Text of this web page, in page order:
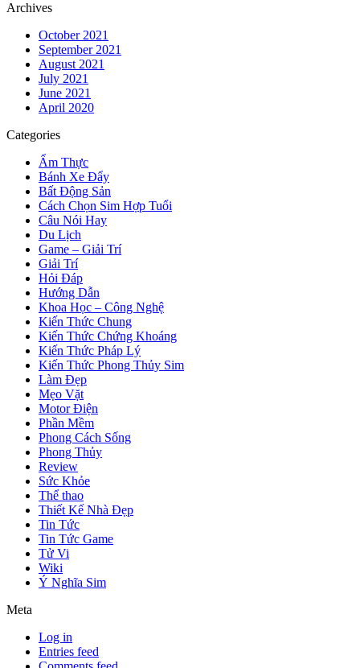
Archives
October 2021
September 2021
August 2021
July 2021
June 2021
April 2020
Categories
Ẩm Thực
Bánh Xe Đẩy
Bất Động Sản
Cách Chọn Sim Hợp Tuổi
Câu Nói Hay
Du Lịch
Game – Giải Trí
Giải Trí
Hỏi Đáp
Hướng Dẫn
Khoa Học – Công Nghệ
Kiến Thức Chung
Kiến Thức Chứng Khoáng
Kiến Thức Pháp Lý
Kiến Thức Phong Thủy Sim
Làm Đẹp
Mẹo Vặt
Motor Điện
Phần Mềm
Phong Cách Sống
Phong Thủy
Review
Sức Khỏe
Thể thao
Thiết Kế Nhà Đẹp
Tin Tức
Tin Tức Game
Tử Vi
Wiki
Ý Nghĩa Sim
Meta
Log in
Entries feed